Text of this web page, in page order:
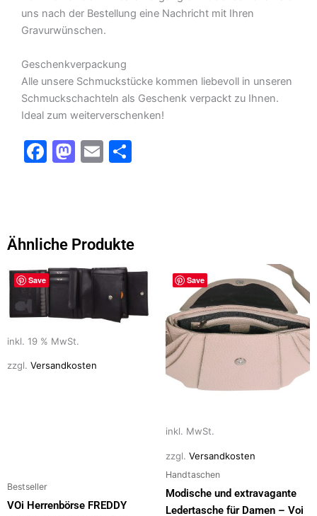
uns nach der Bestellung eine Nachricht mit Ihren
Gravurwünschen.
Geschenkverpackung
Alle unsere Schmuckstücke kommen liebevoll in unseren
Schmuckschachteln als Geschenk verpackt zu Ihnen.
Ideal zum weiterverschenken!
F
b
o
o
k
M
d
o
n
E
Ähnliche Produkte
Save
inkl. 19 % MwSt.
zzgl. Versandkosten
Bestseller
VOi Herrenbörse FREDDY
Save
inkl. MwSt.
zzgl. Versandkosten
Handtaschen
Modische und extravagante
Ledertasche für Damen – Voi
Dieses
Produkt
weist
mehrere
Varianten
auf.
Die
Optionen
auf
Produktseite
gewählt
werden